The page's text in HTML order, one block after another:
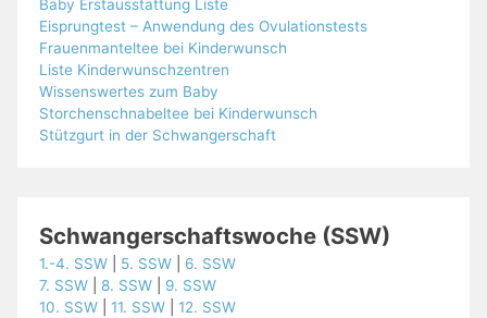
Baby Erstausstattung Liste
Eisprungtest – Anwendung des Ovulationstests
Frauenmanteltee bei Kinderwunsch
Liste Kinderwunschzentren
Wissenswertes zum Baby
Storchenschnabeltee bei Kinderwunsch
Stützgurt in der Schwangerschaft
Schwangerschaftswoche (SSW)
1.-4. SSW 5. SSW
6. SSW
7. SSW
8. SSW
9. SSW
10. SSW |11. SSW |12. SSW